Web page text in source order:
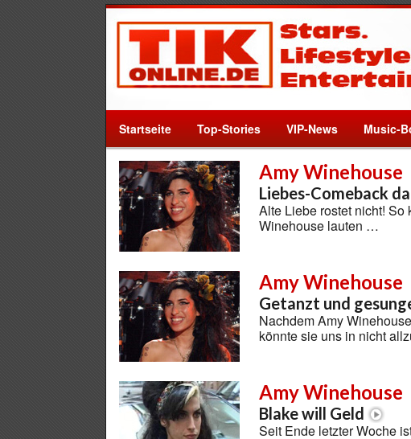
Startseite Top-Stories VIP-News Music-
Amy Winehouse
Liebes-Comeback
Alte Liebe rostet nicht! So
Winehouse lauten …
Amy Winehouse
Getanzt und
Nachdem Amy
könnte sie uns in nicht
Amy Winehouse
Blake will Geld
Seit Ende letzter Woche